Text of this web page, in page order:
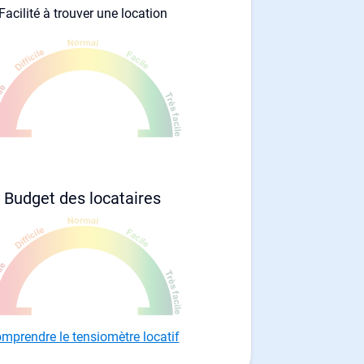
à trouver une location
Budget des locataires
le tensiomètre locatif